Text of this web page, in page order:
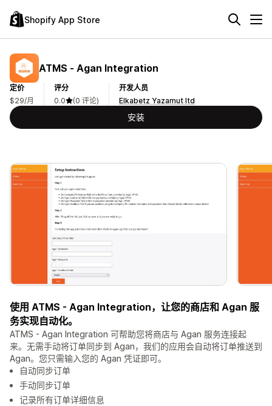
Shopify App Store
ATMS ‑ Agan Integration
定价
$29/月
评分
0.0
(0 评论)
开发人员
Elkabetz Yazamut ltd
安装
使用 ATMS - Agan Integration，让您的商店和 Agan 服
务实现自动化。
ATMS - Agan Integration 可帮助您将商店与 Agan 服务连接起
来。无需手动将订单同步到 Agan，我们的应用会自动将订单推送到
Agan。您只需输入您的 Agan 凭证即可。
自动同步订单
手动同步订单
记录所有订单详细信息